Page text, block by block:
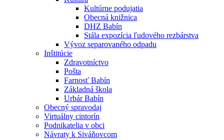
Kultúrne podujatia
Obecná knižnica
DHZ Babín
Stála expozícia ľudového rezbárstva
Vývoz separovaného odpadu
Inštitúcie
Zdravotníctvo
Pošta
Farnosť Babín
Základná škola
Urbár Babín
Obecný spravodaj
Virtuálny cintorín
Podnikatelia v obci
Návraty k Siváňovcom